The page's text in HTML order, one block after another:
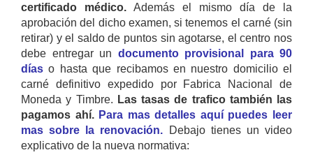
certificado médico. Además el mismo día de la
aprobación del dicho examen, si tenemos el carné (sin
retirar) y el saldo de puntos sin agotarse, el centro nos
debe entregar un documento provisional para 90
días o hasta que recibamos en nuestro domicilio el
carné definitivo expedido por Fabrica Nacional de
Moneda y Timbre. Las tasas de trafico también las
pagamos ahí. Para mas detalles aquí puedes leer
mas sobre la renovación. Debajo tienes un video
explicativo de la nueva normativa: